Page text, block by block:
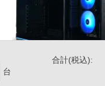
EVO RGB Black
台
合計(税込):